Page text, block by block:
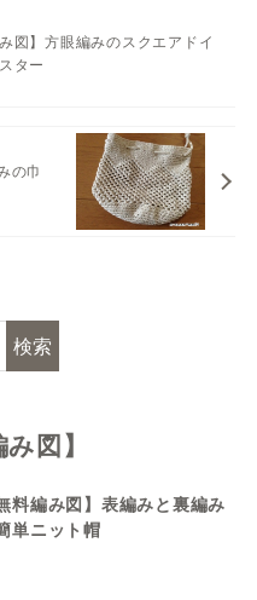
図】方眼編みのスクエアドイ
ター
の巾
検索
図】
料編み図】表編みと裏編み
単ニット帽